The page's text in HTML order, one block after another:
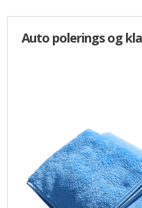
Auto polerings og